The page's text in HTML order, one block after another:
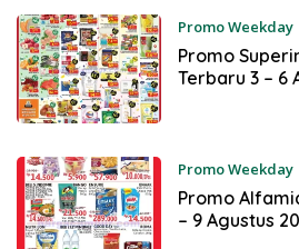
Promo Weekday
Promo
Terbaru 3 – 6
Promo Weekday
Promo
– 9 Agustus